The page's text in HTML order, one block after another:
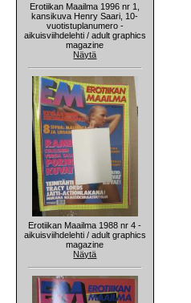
Erotiikan Maailma 1996 nr 1,
kansikuva Henry Saari, 10-
vuotistuplanumero -
aikuisviihdelehti / adult graphics
magazine
Näytä
Erotiikan Maailma 1988 nr 4 -
aikuisviihdelehti / adult graphics
magazine
Näytä